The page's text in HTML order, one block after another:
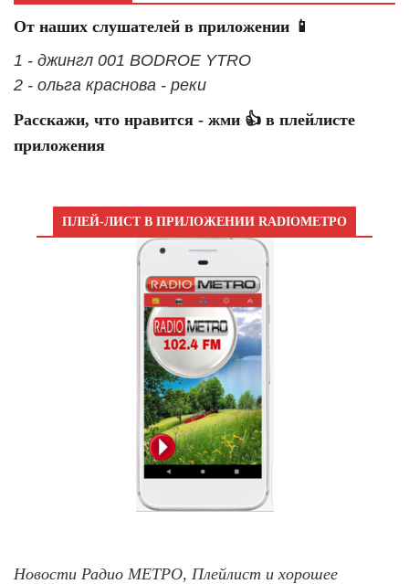
От наших слушателей в приложении 📱
1 - джингл 001 BODROE YTRO
2 - ольга краснова - реки
Расскажи, что нравится - жми 👍 в плейлисте
приложения
ПЛЕЙ-ЛИСТ В ПРИЛОЖЕНИИ RADIOМЕТРО
Новости Радио МЕТРО, Плейлист и хорошее